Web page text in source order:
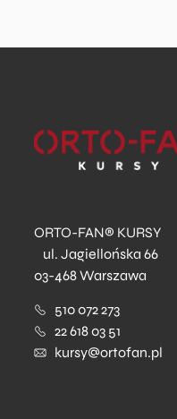
ORTO-FAN® KURSY
ul. Jagiellońska 66
03-468 Warszawa
510 072 273
22 618 03 51
kursy@ortofan.pl